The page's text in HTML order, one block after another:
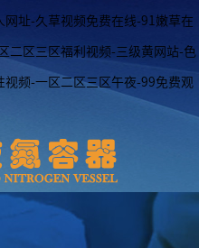
址-久草视频免费在线-91嫩草在
二区三区福利视频-三级黄网站-色
频-一区二区三区午夜-99免费观